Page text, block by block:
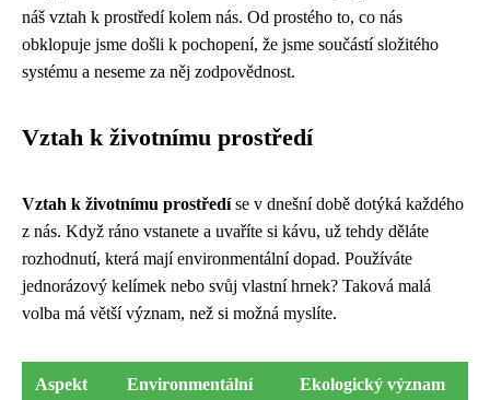
náš vztah k prostředí kolem nás. Od prostého to, co nás
obklopuje jsme došli k pochopení, že jsme součástí složitého
systému a neseme za něj zodpovědnost.
Vztah k životnímu prostředí
Vztah k životnímu prostředíse v dnešní době dotýká každého
z nás. Když ráno vstanete a uvaříte si kávu, už tehdy děláte
rozhodnutí, která mají environmentální dopad. Používáte
jednorázový kelímek nebo svůj vlastní hrnek? Taková malá
volba má větší význam, než si možná myslíte.
Aspekt
Environmentální
Ekologický význam